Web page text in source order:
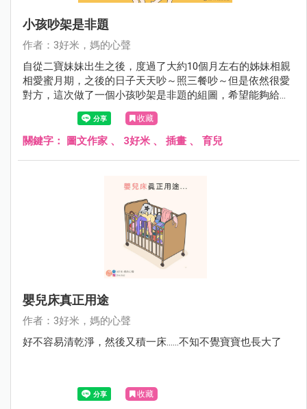
小孩吵架是非題
作者：3好米，媽的心聲
自從二寶妹妹出生之後，度過了大約10個月左右的姊妹相親
相愛蜜月期，之後的日子天天吵～照三餐吵～但是依然很愛
對方，這次做了一個小孩吵架是非題的組圖，希望能夠給為
此感到困擾的爸爸媽媽們一個參考，祝大家育兒順利啦！
收藏
關鍵字： 圖文作家 、 3好米 、 插畫 、 育兒
嬰兒床真正用途
作者：3好米，媽的心聲
好不容易清乾淨，然後又積一床......不知不覺寶寶也長大了
收藏